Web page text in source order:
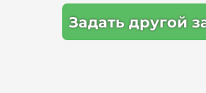
Задать другой